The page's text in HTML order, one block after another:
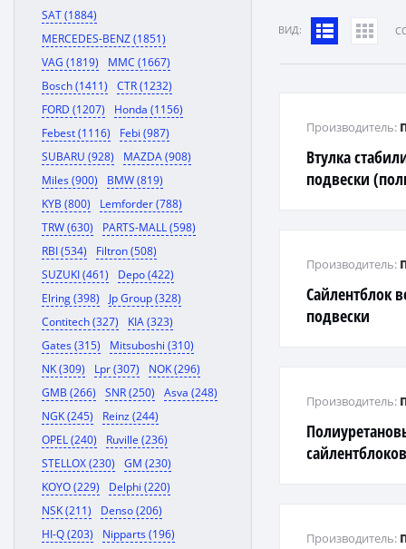
SAT (1884)
MERCEDES-BENZ (1851)
VAG (1819)
MMC (1667)
Bosch (1411)
CTR (1232)
FORD (1207)
Honda (1156)
Febest (1116)
Febi (987)
SUBARU (928)
MAZDA (908)
Miles (900)
BMW (819)
KYB (800)
Lemforder (788)
TRW (630)
PARTS-MALL (598)
RBI (534)
Filtron (508)
SUZUKI (461)
Depo (422)
Elring (398)
Jp Group (328)
Contitech (327)
KIA (323)
Gates (315)
Mitsuboshi (310)
NK (309)
Lpr (307)
NOK (296)
GMB (266)
SNR (250)
Asva (248)
NGK (245)
Reinz (244)
OPEL (240)
Ruville (236)
STELLOX (230)
GM (230)
KOYO (229)
Delphi (220)
NSK (211)
Denso (206)
HI-Q (203)
Nipparts (196)
ВИД:
Втулка
подвески
Производитель:
Сайлентблок
подвески
Производитель:
Производитель:
Производитель: